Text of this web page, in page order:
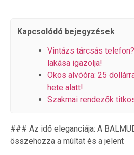
Kapcsolódó bejegyzések
Vintázs tárcsás
lakása igazolja!
Okos alvóóra: 25
hete alatt!
Szakmai rendezők
### Az idő eleganciája: A
összehozza a múltat és a jelent